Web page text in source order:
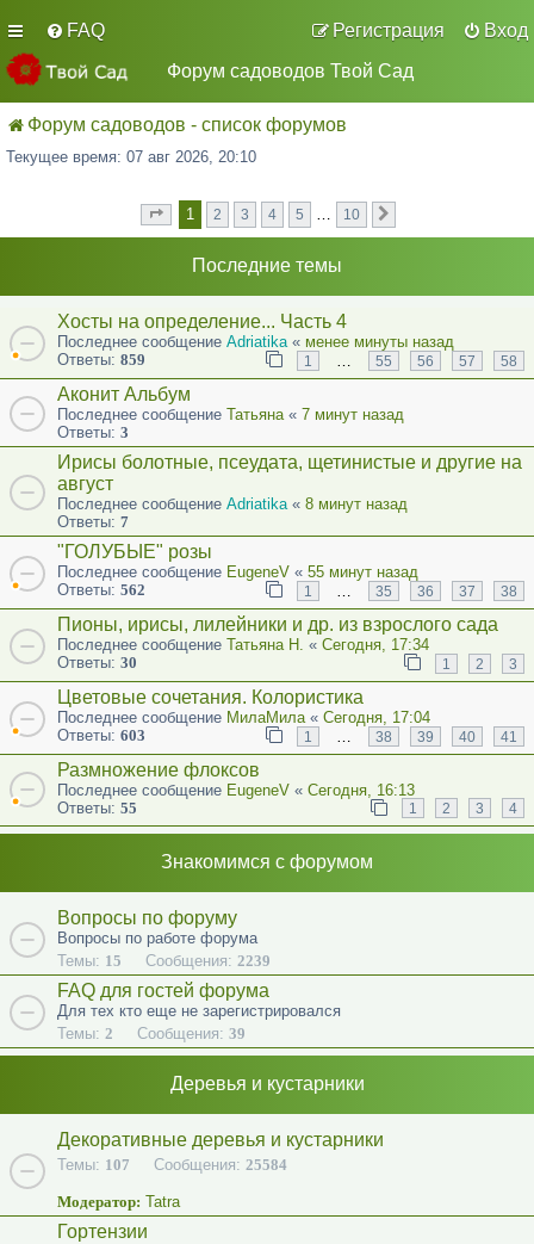
FAQ Вход
Регистрация
Форум садоводов Твой Сад
Форум садоводов - список форумов
Текущее время: 07 авг 2026, 20:10
Страница 1из 10
1 2 3 4 5 … 10
Последние темы
Хосты на определение... Часть 4
Последнее сообщение Adriatika« менее минуты назад
Ответы: 859 1 … 55 56 57 58
Аконит Альбум
Последнее сообщение Татьяна« 7 минут назад
Ответы: 3
Ирисы болотные, псеудата, щетинистые и другие на
август
Последнее сообщение Adriatika« 8 минут назад
Ответы: 7
"ГОЛУБЫЕ" розы
Последнее сообщение EugeneV « 55 минут назад
Ответы: 562 1 … 35 36 37 38
Пионы, ирисы, лилейники и др. из взрослого сада
Последнее сообщение Татьяна Н. « Сегодня, 17:34
Ответы: 30 1 2 3
Цветовые сочетания. Колористика
Последнее сообщение МилаМила « Сегодня, 17:04
Ответы: 603 1 38 39 40 41
Размножение флоксов
Последнее сообщение EugeneV « Сегодня, 16:13
Ответы: 55 1 2 3 4
Знакомимся с форумом
Вопросы по форуму
Вопросы по работе форума
Темы: 15 Сообщения: 2239
FAQ для гостей форума
Для тех кто еще не зарегистрировался
Темы: 2 Сообщения: 39
Деревья и кустарники
Декоративные деревья и кустарники
Темы: 107 Сообщения: 25584
Модератор: Tatra
Гортензии